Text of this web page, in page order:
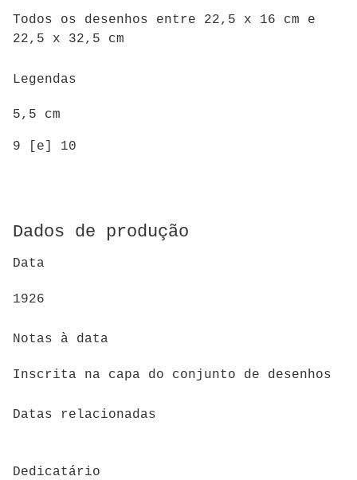
Todos os desenhos entre 22,5 x 16 cm e
22,5 x 32,5 cm
Legendas
5,5 cm
9 [e] 10
Dados de produção
Data
1926
Notas à data
Inscrita na capa do conjunto de desenhos
Datas relacionadas
Dedicatário